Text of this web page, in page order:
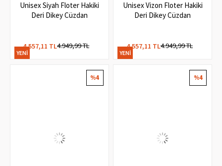
Unisex Siyah Floter Hakiki
Deri Dikey Cüzdan
4.557,11 TL4.949,99 TL
YENI
Unisex Vizon Floter Hakiki
Deri Dikey Cüzdan
4.557,11 TL4.949,99 TL
YENI
%4 %4